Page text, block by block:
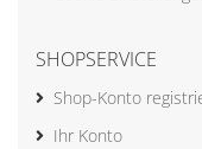
SHOPSERVICE
Shop-Konto
Ihr Konto